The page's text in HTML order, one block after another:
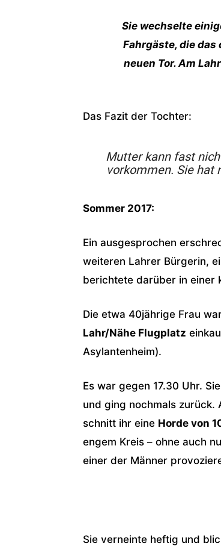
Sie wechselte
Fahrgäste, die
neuen Tor. Am
Das Fazit der Tochter:
Mutter kann fast
vorkommen. Sie hat
Sommer 2017:
Ein ausgesprochen
weiteren Lahrer Bürgerin,
berichtete darüber in einer
Die etwa 40jährige Frau
Lahr/Nähe Flugplatz
Asylantenheim).
Es war gegen 17.30 Uhr.
und ging nochmals zurück.
schnitt ihr eine Horde von
engem Kreis – ohne auch
einer der Männer
Sie verneinte heftig und